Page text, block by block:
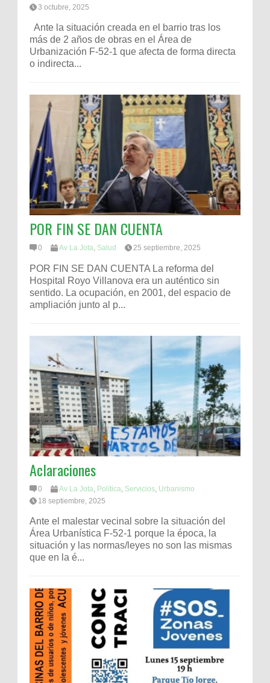
3 octubre, 2025
Ante la situación creada en el barrio tras los
más de 2 años de obras en el Área de
Urbanización F-52-1 que afecta de forma directa
o indirecta...
POR FIN SE DAN CUENTA
0 Av La Jota, Salud 25 septiembre, 2025
POR FIN SE DAN CUENTA La reforma del
Hospital Royo Villanova era un auténtico sin
sentido. La ocupación, en 2001, del espacio de
ampliación junto al p...
Aclaraciones
0 Av La Jota Política Servicios Urbanismo
18 septiembre, 2025
Ante el malestar vecinal sobre la situación del
Área Urbanística F-52-1 porque la época, la
situación y las normas/leyes no son las mismas
que en la é...